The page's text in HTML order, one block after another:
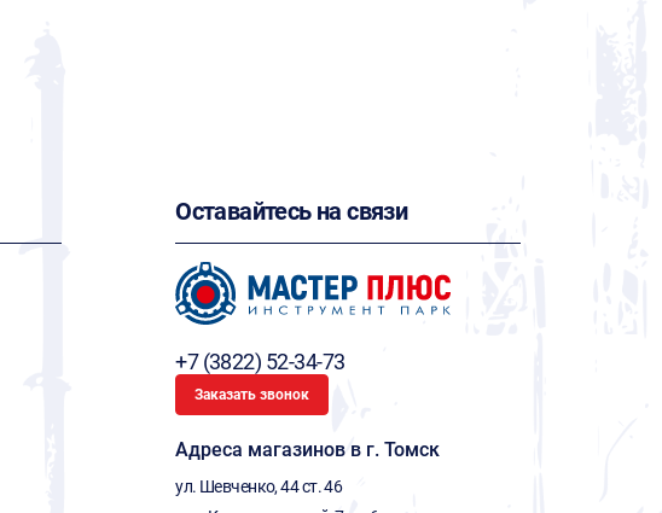
Оставайтесь на связи
+7 (3822) 52-34-73
Заказать звонок
Адреса магазинов в г. Томск
ул. Шевченко, 44 ст. 46